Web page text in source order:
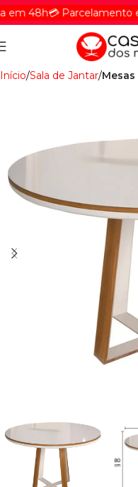
48h💳 Parcelamento em
Início Sala de Jantar